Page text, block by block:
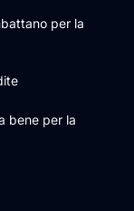
per la
bene per la